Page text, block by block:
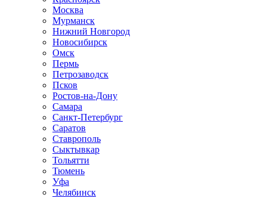
Москва
Мурманск
Нижний Новгород
Новосибирск
Омск
Пермь
Петрозаводск
Псков
Ростов-на-Дону
Самара
Санкт-Петербург
Саратов
Ставрополь
Сыктывкар
Тольятти
Тюмень
Уфа
Челябинск